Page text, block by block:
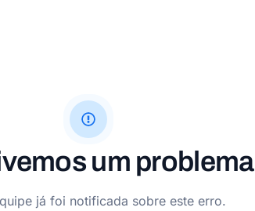
um problema
já foi notificada sobre este erro.